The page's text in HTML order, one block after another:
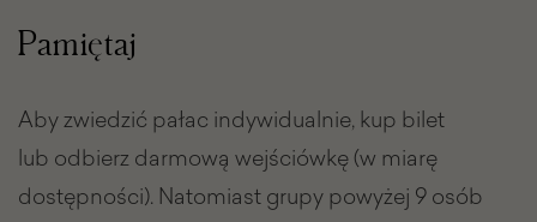
Pamiętaj
Aby zwiedzić pałac indywidualnie, kup bilet
lub odbierz darmową wejściówkę (w miarę
dostępności). Natomiast grupy powyżej 9 osób